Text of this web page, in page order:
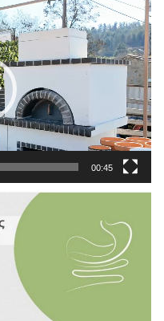
00:45